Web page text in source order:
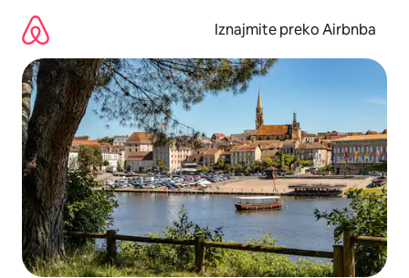
sadržaj
Iznajmite preko Airbnba